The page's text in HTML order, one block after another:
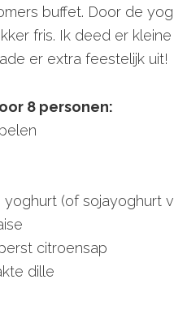
buffet. Door de
fris. Ik deed er
er extra feestelijk uit!
8 personen:
yoghurt (of sojayoghurt
citroensap
dille